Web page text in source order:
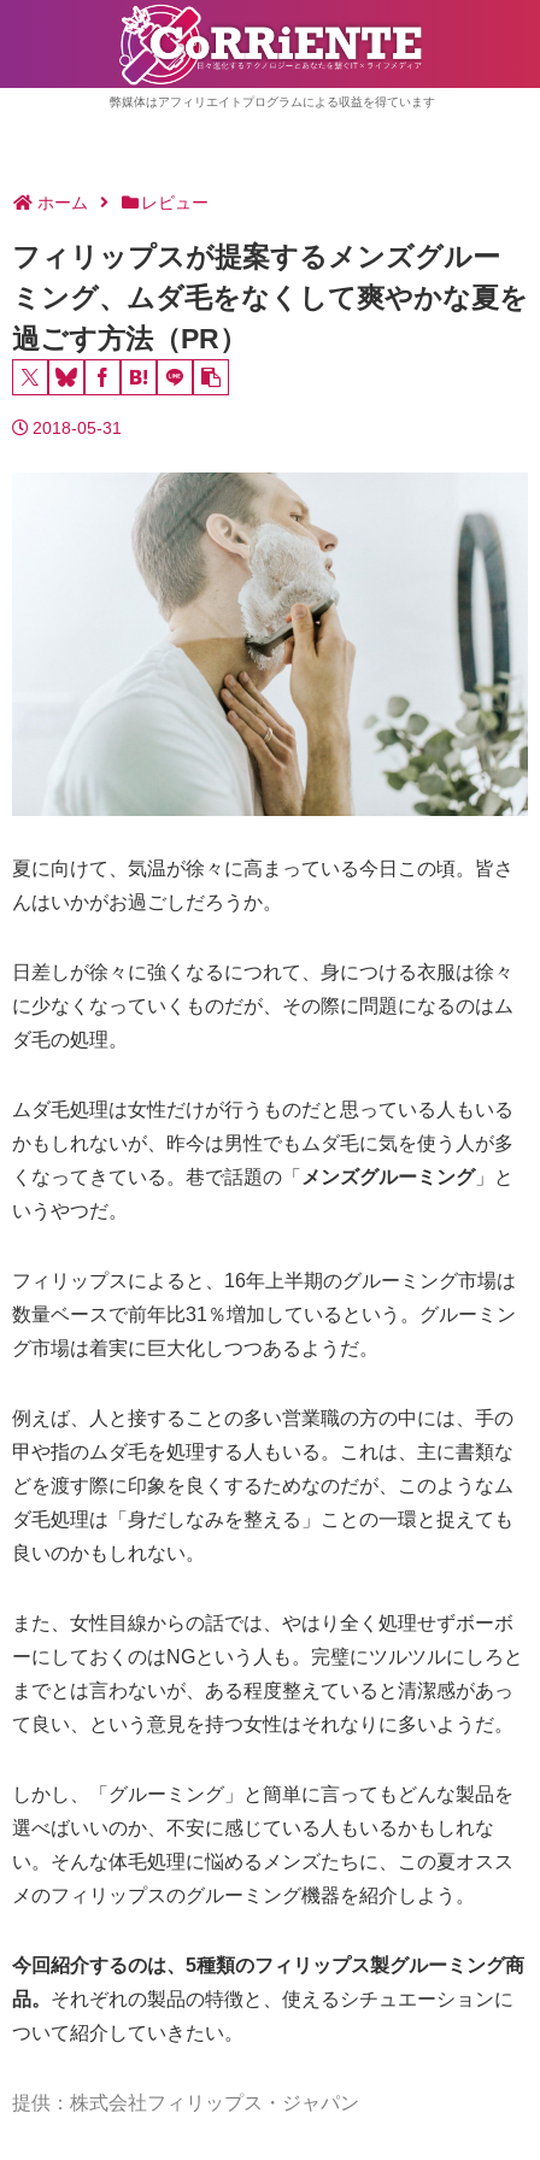
弊媒体はアフィリエイトプログラムによる収益を得ています
ホーム レビュー
フィリップスが提案するメンズグルー
ミング、ムダ毛をなくして爽やかな夏を
過ごす方法（PR）
2018-05-31
夏に向けて、気温が徐々に高まっている今日この頃。皆さ
んはいかがお過ごしだろうか。
日差しが徐々に強くなるにつれて、身につける衣服は徐々
に少なくなっていくものだが、その際に問題になるのはム
ダ毛の処理。
ムダ毛処理は女性だけが行うものだと思っている人もいる
かもしれないが、昨今は男性でもムダ毛に気を使う人が多
くなってきている。巷で話題の「 メンズグルーミング」と
いうやつだ。
フィリップスによると、16年上半期のグルーミング市場は
数量ベースで前年比31％増加しているという。グルーミン
グ市場は着実に巨大化しつつあるようだ。
例えば、人と接することの多い営業職の方の中には、手の
甲や指のムダ毛を処理する人もいる。これは、主に書類な
どを渡す際に印象を良くするためなのだが、このようなム
ダ毛処理は「身だしなみを整える」ことの一環と捉えても
良いのかもしれない。
また、女性目線からの話では、やはり全く処理せずボーボ
ーにしておくのはNGという人も。完璧にツルツルにしろと
までとは言わないが、ある程度整えていると清潔感があっ
て良い、という意見を持つ女性はそれなりに多いようだ。
しかし、「グルーミング」と簡単に言ってもどんな製品を
選べばいいのか、不安に感じている人もいるかもしれな
い。そんな体毛処理に悩めるメンズたちに、この夏オスス
メのフィリップスのグルーミング機器を紹介しよう。
今回紹介するのは、5種類のフィリップス製グルーミング商
品。 それぞれの製品の特徴と、使えるシチュエーションに
ついて紹介していきたい。
提供：株式会社フィリップス・ジャパン